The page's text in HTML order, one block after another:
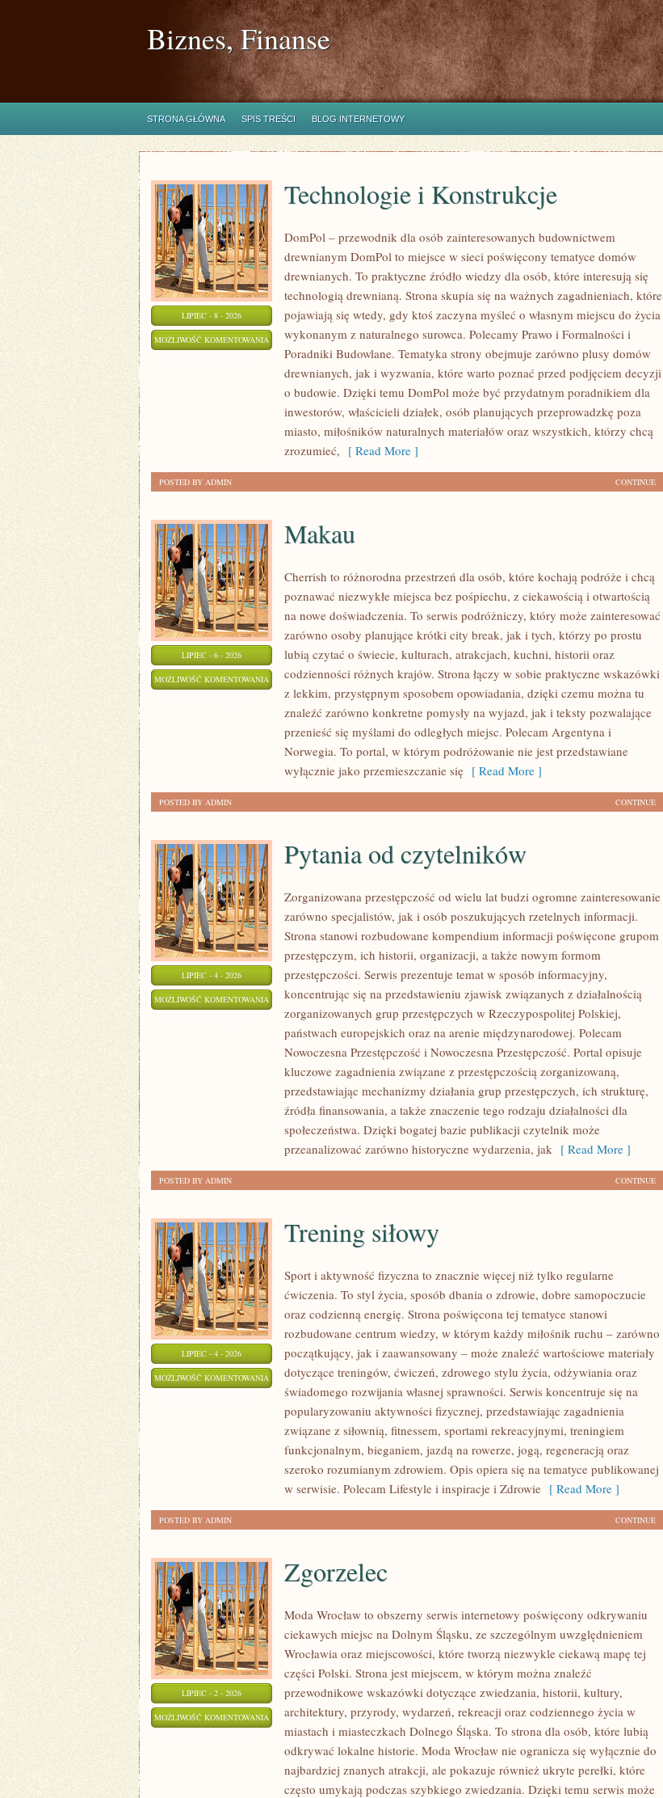
Biznes, Finanse
STRONA GŁÓWNA SPIS TREŚCI BLOG INTERNETOWY
LIPIEC - 8 - 2026
MOŻLIWOŚĆ KOMENTOWANIA TECHNOLOGIE
KONSTRUKCJE
Technologie i Konstrukcje
DomPol – przewodnik dla osób zainteresowanych budownictwem
drewnianym DomPol to miejsce w sieci poświęcony tematyce domów
drewnianych. To praktyczne źródło wiedzy dla osób, które interesują się
technologią drewnianą. Strona skupia się na ważnych zagadnieniach, które
pojawiają się wtedy, gdy ktoś zaczyna myśleć o własnym miejscu do życia
wykonanym z naturalnego surowca. Polecamy Prawo i Formalności i
Poradniki Budowlane. Tematyka strony obejmuje zarówno plusy domów
drewnianych, jak i wyzwania, które warto poznać przed podjęciem decyzji
o budowie. Dzięki temu DomPol może być przydatnym poradnikiem dla
inwestorów, właścicieli działek, osób planujących przeprowadzkę poza
miasto, miłośników naturalnych materiałów oraz wszystkich, którzy chcą
zrozumieć, [ Read More ]
CONTINUE
POSTED BY ADMIN
LIPIEC - 6 - 2026
MOŻLIWOŚĆ KOMENTOWANIA MAKAU
Makau
Cherrish to różnorodna przestrzeń dla osób, które kochają podróże i chcą
poznawać niezwykłe miejsca bez pośpiechu, z ciekawością i otwartością
na nowe doświadczenia. To serwis podróżniczy, który może zainteresować
zarówno osoby planujące krótki city break, jak i tych, którzy po prostu
lubią czytać o świecie, kulturach, atrakcjach, kuchni, historii oraz
codzienności różnych krajów. Strona łączy w sobie praktyczne wskazówki
z lekkim, przystępnym sposobem opowiadania, dzięki czemu można tu
znaleźć zarówno konkretne pomysły na wyjazd, jak i teksty pozwalające
przenieść się myślami do odległych miejsc. Polecam Argentyna i
Norwegia. To portal, w którym podróżowanie nie jest przedstawiane
wyłącznie jako przemieszczanie się [ Read More ]
CONTINUE
POSTED BY ADMIN
LIPIEC - 4 - 2026
MOŻLIWOŚĆ KOMENTOWANIA PYTANIA
CZYTELNIKÓW
Pytania od czytelników
Zorganizowana przestępczość od wielu lat budzi ogromne zainteresowanie
zarówno specjalistów, jak i osób poszukujących rzetelnych informacji.
Strona stanowi rozbudowane kompendium informacji poświęcone grupom
przestępczym, ich historii, organizacji, a także nowym formom
przestępczości. Serwis prezentuje temat w sposób informacyjny,
koncentrując się na przedstawieniu zjawisk związanych z działalnością
zorganizowanych grup przestępczych w Rzeczypospolitej Polskiej,
państwach europejskich oraz na arenie międzynarodowej. Polecam
Nowoczesna Przestępczość i Nowoczesna Przestępczość. Portal opisuje
kluczowe zagadnienia związane z przestępczością zorganizowaną,
przedstawiając mechanizmy działania grup przestępczych, ich strukturę,
źródła finansowania, a także znaczenie tego rodzaju działalności dla
społeczeństwa. Dzięki bogatej bazie publikacji czytelnik może
przeanalizować zarówno historyczne wydarzenia, jak [ Read More ]
CONTINUE
POSTED BY ADMIN
LIPIEC - 4 - 2026
MOŻLIWOŚĆ KOMENTOWANIA TRENING
SIŁOWY
Trening siłowy
Sport i aktywność fizyczna to znacznie więcej niż tylko regularne
ćwiczenia. To styl życia, sposób dbania o zdrowie, dobre samopoczucie
oraz codzienną energię. Strona poświęcona tej tematyce stanowi
rozbudowane centrum wiedzy, w którym każdy miłośnik ruchu – zarówno
początkujący, jak i zaawansowany – może znaleźć wartościowe materiały
dotyczące treningów, ćwiczeń, zdrowego stylu życia, odżywiania oraz
świadomego rozwijania własnej sprawności. Serwis koncentruje się na
popularyzowaniu aktywności fizycznej, przedstawiając zagadnienia
związane z siłownią, fitnessem, sportami rekreacyjnymi, treningiem
funkcjonalnym, bieganiem, jazdą na rowerze, jogą, regeneracją oraz
szeroko rozumianym zdrowiem. Opis opiera się na tematyce publikowanej
w serwisie. Polecam Lifestyle i inspiracje i Zdrowie [ Read More ]
CONTINUE
POSTED BY ADMIN
LIPIEC - 2 - 2026
MOŻLIWOŚĆ KOMENTOWANIA ZGORZELEC
Zgorzelec
Moda Wrocław to obszerny serwis internetowy poświęcony odkrywaniu
ciekawych miejsc na Dolnym Śląsku, ze szczególnym uwzględnieniem
Wrocławia oraz miejscowości, które tworzą niezwykle ciekawą mapę tej
części Polski. Strona jest miejscem, w którym można znaleźć
przewodnikowe wskazówki dotyczące zwiedzania, historii, kultury,
architektury, przyrody, wydarzeń, rekreacji oraz codziennego życia w
miastach i miasteczkach Dolnego Śląska. To strona dla osób, które lubią
odkrywać lokalne historie. Moda Wrocław nie ogranicza się wyłącznie do
najbardziej znanych atrakcji, ale pokazuje również ukryte perełki, które
często umykają podczas szybkiego zwiedzania. Dzięki temu serwis może